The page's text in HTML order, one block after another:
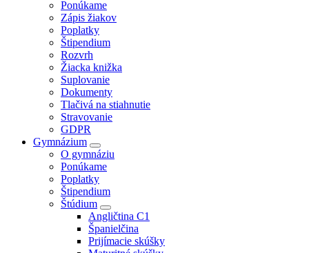
Ponúkame
Zápis žiakov
Poplatky
Štipendium
Rozvrh
Žiacka knižka
Suplovanie
Dokumenty
Tlačivá na stiahnutie
Stravovanie
GDPR
Gymnázium
O gymnáziu
Ponúkame
Poplatky
Štipendium
Štúdium
Angličtina C1
Španielčina
Prijímacie skúšky